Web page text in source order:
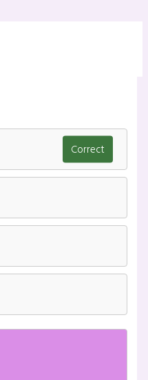
Correct